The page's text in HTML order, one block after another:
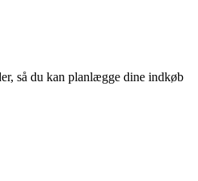
så du kan planlægge dine indkøb